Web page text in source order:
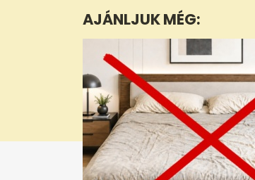
42
secondsVolume
0%
AJÁNLJUK MÉG: